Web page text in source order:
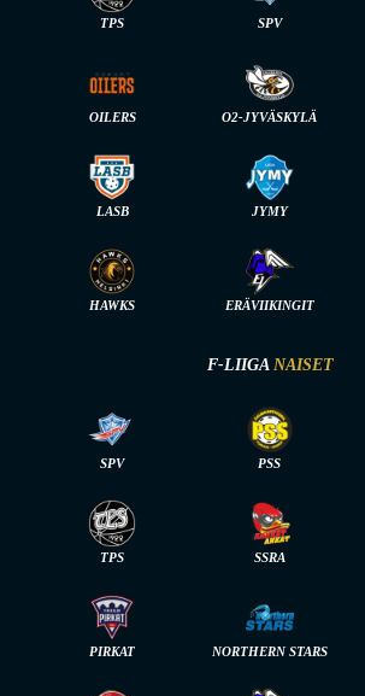
TPS SPV
OILERS O2-JYVÄSKYLÄ
LASB JYMY
HAWKS ERÄVIIKINGIT
F-LIIGA NAISET
SPV PSS
TPS SSRA
PIRKAT NORTHERN STARS